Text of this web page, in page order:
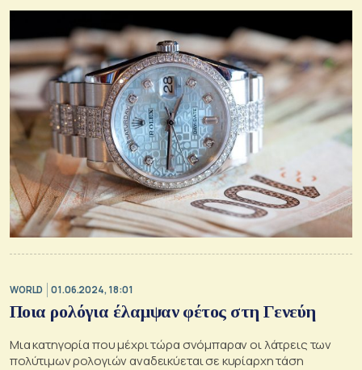
WORLD 01.06.2024, 18:01
Ποια ρολόγια έλαμψαν φέτος στη Γενεύη
Μια κατηγορία που μέχρι τώρα σνόμπαραν οι λάτρεις των
πολύτιμων ρολογιών αναδεικύεται σε κυρίαρχη τάση